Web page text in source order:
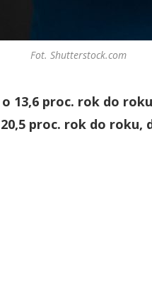
Fot. Shutterstock.com
13,6 proc. rok do
proc. rok do roku,